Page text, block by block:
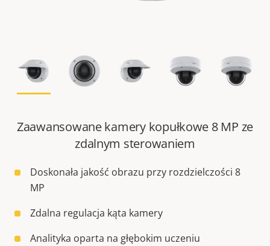
Zaawansowane kamery kopułkowe 8 MP ze
zdalnym sterowaniem
Doskonała jakość obrazu przy rozdzielczości 8
MP
Zdalna regulacja kąta kamery
Analityka oparta na głębokim uczeniu